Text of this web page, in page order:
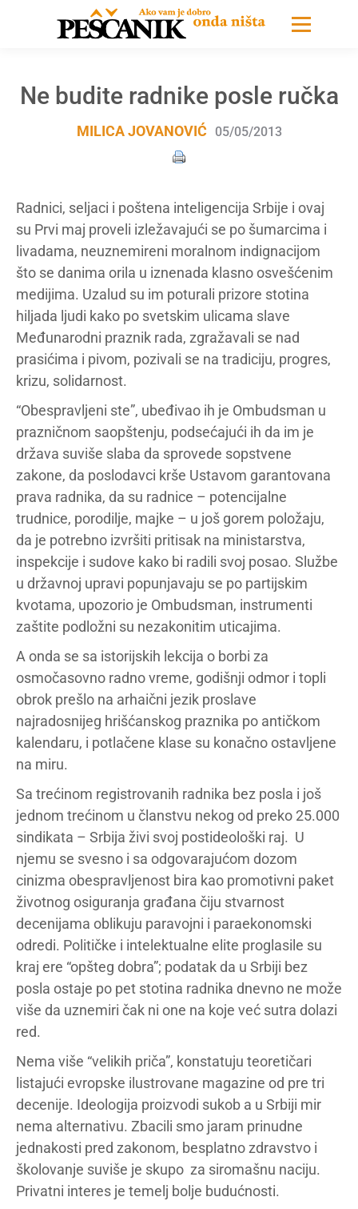
Ne budite radnike posle ručka
MILICA JOVANOVIĆ 05/05/2013
Radnici, seljaci i poštena inteligencija Srbije i ovaj
su Prvi maj proveli izležavajući se po šumarcima i
livadama, neuznemireni moralnom indignacijom
što se danima orila u iznenada klasno osvešćenim
medijima. Uzalud su im poturali prizore stotina
hiljada ljudi kako po svetskim ulicama slave
Međunarodni praznik rada, zgražavali se nad
prasićima i pivom, pozivali se na tradiciju, progres,
krizu, solidarnost.
“Obespravljeni ste”, ubeđivao ih je Ombudsman u
prazničnom saopštenju, podsećajući ih da im je
država suviše slaba da sprovede sopstvene
zakone, da poslodavci krše Ustavom garantovana
prava radnika, da su radnice – potencijalne
trudnice, porodilje, majke – u još gorem položaju,
da je potrebno izvršiti pritisak na ministarstva,
inspekcije i sudove kako bi radili svoj posao. Službe
u državnoj upravi popunjavaju se po partijskim
kvotama, upozorio je Ombudsman, instrumenti
zaštite podložni su nezakonitim uticajima.
A onda se sa istorijskih lekcija o borbi za
osmočasovno radno vreme, godišnji odmor i topli
obrok prešlo na arhaični jezik proslave
najradosnijeg hrišćanskog praznika po antičkom
kalendaru, i potlačene klase su konačno ostavljene
na miru.
Sa trećinom registrovanih radnika bez posla i još
jednom trećinom u članstvu nekog od preko 25.000
sindikata – Srbija živi svoj postideološki raj. U
njemu se svesno i sa odgovarajućom dozom
cinizma obespravljenost bira kao promotivni paket
životnog osiguranja građana čiju stvarnost
decenijama oblikuju paravojni i paraekonomski
odredi. Političke i intelektualne elite proglasile su
kraj ere “opšteg dobra”; podatak da u Srbiji bez
posla ostaje po pet stotina radnika dnevno ne može
više da uznemiri čak ni one na koje već sutra dolazi
red.
Nema više “velikih priča”, konstatuju teoretičari
listajući evropske ilustrovane magazine od pre tri
decenije. Ideologija proizvodi sukob a u Srbiji mir
nema alternativu. Zbacili smo jaram prinudne
jednakosti pred zakonom, besplatno zdravstvo i
školovanje suviše je skupo za siromašnu naciju.
Privatni interes je temelj bolje budućnosti.